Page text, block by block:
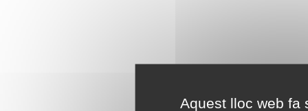
Aquest lloc web fa